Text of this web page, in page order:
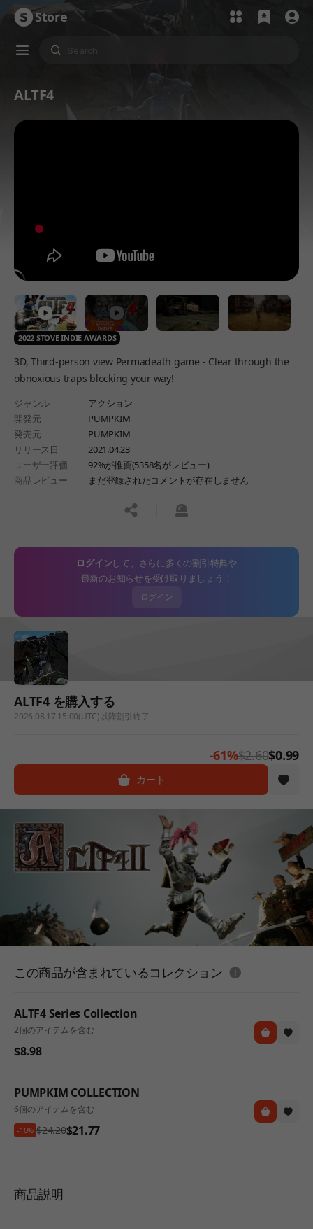
Store
ALTF4
2022 STOVE INDIE AWARDS
3D, Third-person view Permadeath game - Clear through the
obnoxious traps blocking your way!
ジャンル
アクション
開発元
PUMPKIM
発売元
PUMPKIM
リリース日
2021.04.23
ユーザー評価
92%が推薦(5358名がレビュー)
商品レビュー
まだ登録されたコメントが存在しません
공유하기신고하기
ログインして、さらに多くの割引特典や
最新のお知らせを受け取りましょう！
ログイン
ALTF4 を購入する
2026.08.17 15:00(UTC)以降割引終了
-61%$2.60$0.99
カート
この商品が含まれているコレクション 도움말
ALTF4 Series Collection
2個のアイテムを含む
$8.98
PUMPKIM COLLECTION
6個のアイテムを含む
-10% $24.20$21.77
商品説明